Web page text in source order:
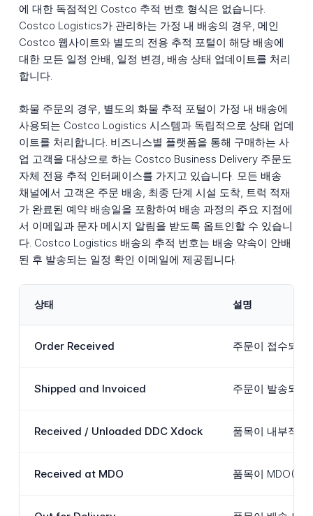
에 대한 독점적인 Costco 추적 번호 형식은 없습니다.
Costco Logistics가 관리하는 가정 내 배송의 경우, 메인
Costco 웹사이트와 별도의 전용 추적 포털이 해당 배송에
대한 모든 일정 안배, 일정 변경, 배송 상태 업데이트를 처리
합니다.
화물 주문의 경우, 별도의 화물 추적 포털이 가정 내 배송에
사용되는 Costco Logistics 시스템과 독립적으로 상태 업데
이트를 처리합니다. 비즈니스별 플랫폼을 통해 구매하는 사
업 고객을 대상으로 하는 Costco Business Delivery 주문도
자체 전용 추적 인터페이스를 가지고 있습니다. 모든 배송
채널에서 고객은 주문 배송, 최종 단계 시설 도착, 트럭 적재
가 완료된 예약 배송일을 포함하여 배송 과정의 주요 지점에
서 이메일과 문자 메시지 알림을 받도록 옵트인할 수 있습니
다. Costco Logistics 배송의 추적 번호는 배송 약속이 안배
된 후 발송되는 일정 확인 이메일에 제공됩니다.
상태 설명
Order Received 주문이 접수되
Shipped and Invoiced 주문이 발송되어
Received / Unloaded DDC Xdock 품목이 내부적
Received at MDO 품목이